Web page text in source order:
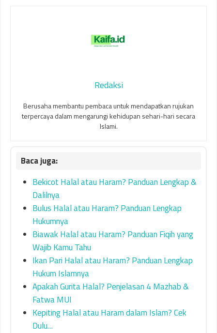
Redaksi
Berusaha membantu pembaca untuk mendapatkan rujukan
terpercaya dalam mengarungi kehidupan sehari-hari secara
Islami.
Bekicot Halal atau Haram? Panduan Lengkap &
Dalilnya
Bulus Halal atau Haram? Panduan Lengkap
Hukumnya
Biawak Halal atau Haram? Panduan Fiqih yang
Wajib Kamu Tahu
Ikan Pari Halal atau Haram? Panduan Lengkap
Hukum Islamnya
Apakah Gurita Halal? Penjelasan 4 Mazhab &
Fatwa MUI
Kepiting Halal atau Haram dalam Islam? Cek
Dulu…